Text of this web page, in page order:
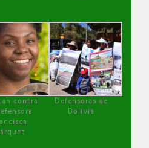
contra
Defensoras de
Bolivia